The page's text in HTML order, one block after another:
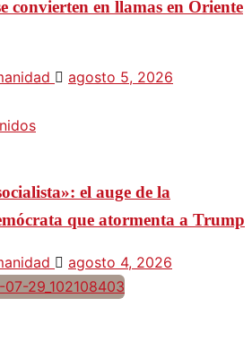
convierten en llamas en Oriente
agosto 5, 2026
el auge de la
que atormenta a Trump
agosto 4, 2026